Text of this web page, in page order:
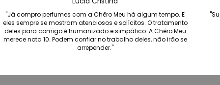
"Já compro perfumes com a Chêro Meu há algum tempo. E
eles sempre se mostram atenciosos e solícitos. O tratamento
deles para comigo é humanizado e simpático. A Chêro Meu
merece nota 10. Podem confiar no trabalho deles, não irão se
arrepender."